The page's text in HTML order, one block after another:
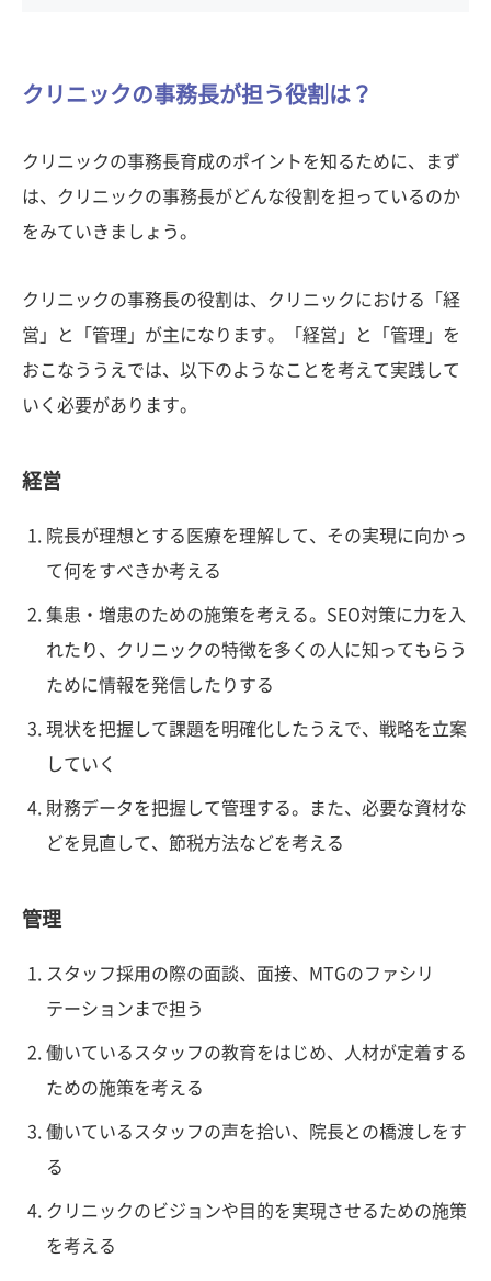
クリニックの事務長が担う役割は？
クリニックの事務長育成のポイントを知るために、まず
は、クリニックの事務長がどんな役割を担っているのか
をみていきましょう。
クリニックの事務長の役割は、クリニックにおける「経
営」と「管理」が主になります。「経営」と「管理」を
おこなううえでは、以下のようなことを考えて実践して
いく必要があります。
経営
院長が理想とする医療を理解して、その実現に向かっ
て何をすべきか考える
集患・増患のための施策を考える。SEO対策に力を入
れたり、クリニックの特徴を多くの人に知ってもらう
ために情報を発信したりする
現状を把握して課題を明確化したうえで、戦略を立案
していく
財務データを把握して管理する。また、必要な資材な
どを見直して、節税方法などを考える
管理
スタッフ採用の際の面談、面接、MTGのファシリ
テーションまで担う
働いているスタッフの教育をはじめ、人材が定着する
ための施策を考える
働いているスタッフの声を拾い、院長との橋渡しをす
る
クリニックのビジョンや目的を実現させるための施策
を考える